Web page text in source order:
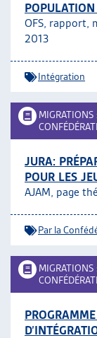
OFS, rapport,
2013
Intégration
MIGRATIONS
JURA:
POUR LES
AJAM, page
Par la
MIGRATIONS